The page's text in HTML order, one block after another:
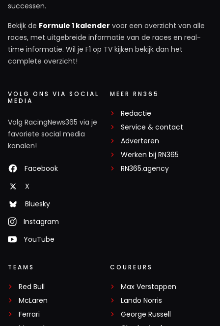
successen.
Bekijk de Formule 1 kalender voor een overzicht van alle
races, met uitgebreide informatie van de races en real-
time informatie. Wil je F1 op TV kijken bekijk dan het
complete overzicht!
VOLG ONS VIA SOCIAL
MEDIA
Volg RacingNews365 via je
favoriete social media
kanalen!
Facebook
X
Bluesky
Instagram
YouTube
MEER RN365
Redactie
Service & contact
Adverteren
Werken bij RN365
RN365.agency
TEAMS
Red Bull
McLaren
Ferrari
COUREURS
Max Verstappen
Lando Norris
George Russell